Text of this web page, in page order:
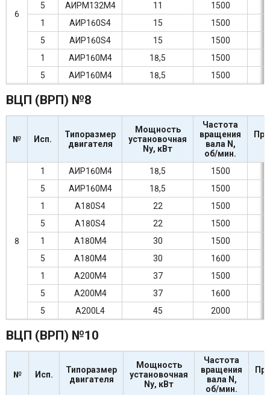
6
5
АИРМ132М4 11
1500
1
АИР160S4 15
1500
5
АИР160S4 15
1500
1
АИР160М4 18,5
1500
5
АИР160М4 18,5 1500
ВЦП (ВРП) №8
№ Исп.
Типоразмер
двигателя
Мощность
установочная
Nу, кВт
Частота
вращения
вала N,
об/мин.
8
1 АИР160М4 18,5
1500
5
АИР160М4 18,5
1500
1
А180S4 22
1500
5
А180S4 22
1500
1
А180М4 30
1500
5
А180М4 30
1600
1
А200М4 37
1500
5
А200М4 37
1600
5
А200L4 45 2000
ВЦП (ВРП) №10
№ Исп.
Типоразмер
двигателя
Мощность
установочная
Nу, кВт
Частота
вращения
вала N,
об/мин.